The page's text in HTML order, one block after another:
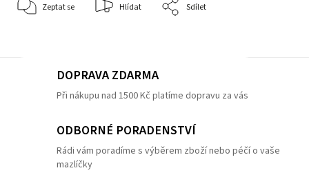
Zeptat se Hlídat Sdílet
DOPRAVA ZDARMA
Při nákupu nad 1500 Kč platíme dopravu za vás
ODBORNÉ PORADENSTVÍ
Rádi vám poradíme s výběrem zboží nebo péčí o vaše
mazlíčky